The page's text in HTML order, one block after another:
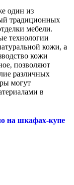
один из
традиционных
мебели.
технологии
кожи, а
кожи
позволяют
различных
могут
в